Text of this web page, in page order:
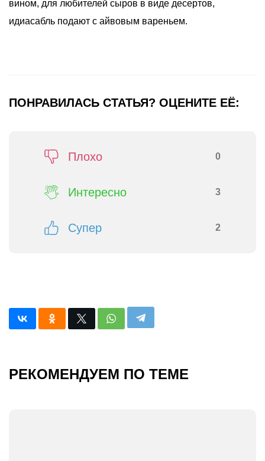
вином, для любителей сыров в виде десертов,
идиасабль подают с айвовым вареньем.
ПОНРАВИЛАСЬ СТАТЬЯ? ОЦЕНИТЕ ЕЁ:
Плохо 0
Интересно 3
Супер 2
РЕКОМЕНДУЕМ ПО ТЕМЕ